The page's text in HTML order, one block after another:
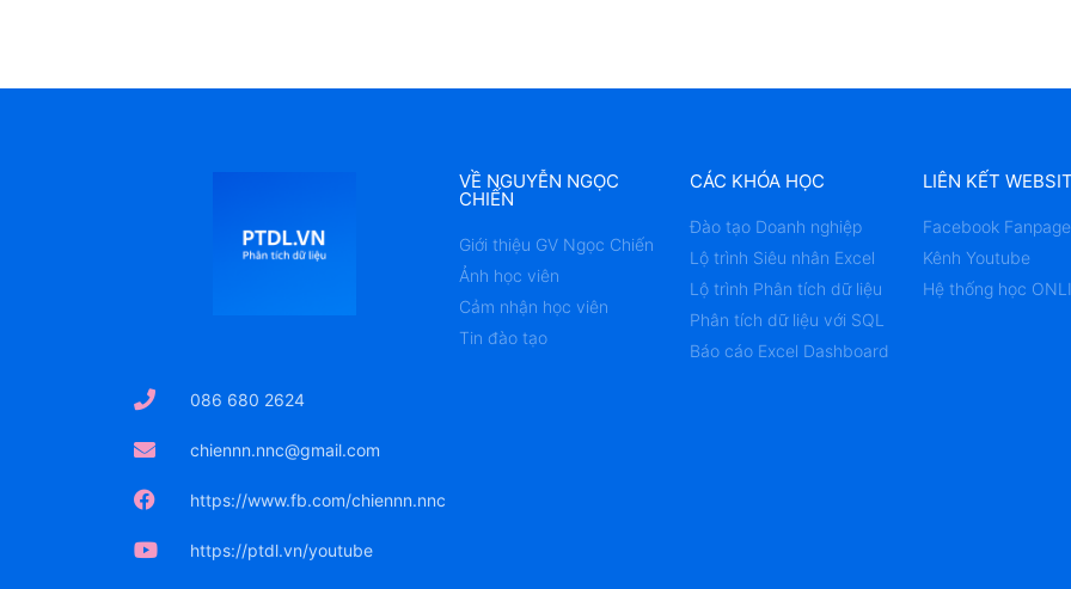
086 680 2624
chiennn.nnc@gmail.com
https://www.fb.com/chiennn.nnc
https://ptdl.vn/youtube
VỀ NGUYỄN NGỌC
CHIẾN
Giới thiệu GV Ngọc Chiến
Ảnh học viên
Cảm nhận học viên
Tin đào tạo
CÁC KHÓA HỌC
Đào tạo Doanh nghiệp
Lộ trình Siêu nhân Excel
Lộ trình Phân tích dữ liệu
Phân tích dữ liệu với SQL
Báo cáo Excel Dashboard
LIÊN KẾT
Facebook Fanpage
Kênh Youtube
Hệ thống học